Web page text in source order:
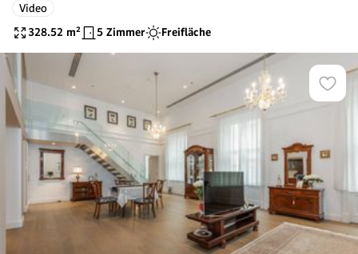
Stephansplatz
Video
328.52 m² 5 Zimmer Freifläche